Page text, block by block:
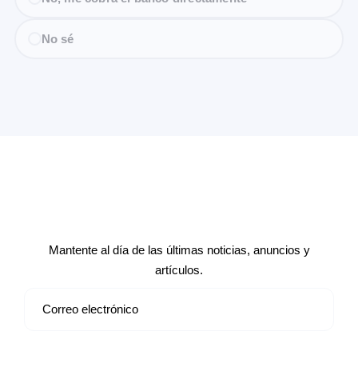
No sé
Mantente al día de las últimas noticias, anuncios y
artículos.